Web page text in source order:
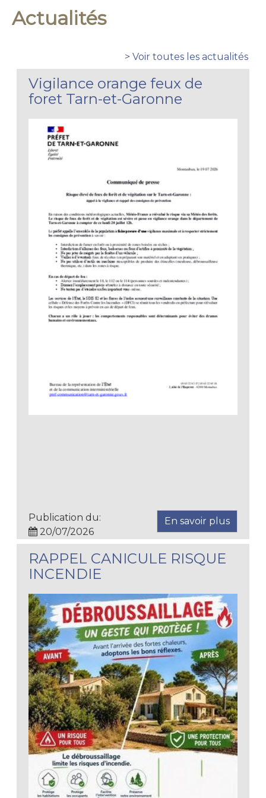
Actualités
> Voir toutes les actualités
Vigilance orange feux de
foret Tarn-et-Garonne
En savoir plus
Publication du:
20/07/2026
RAPPEL CANICULE RISQUE
INCENDIE